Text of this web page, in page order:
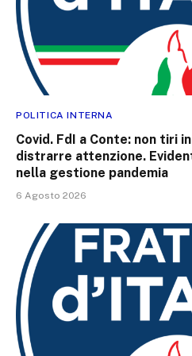
POLITICA INTERNA
Covid. FdI a Conte: non tiri
distrarre attenzione.
nella gestione pandemia
6 Agosto 2026